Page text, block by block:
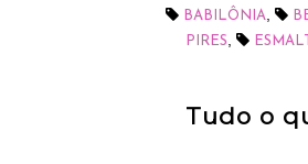
BABILÔNIA
PIRES
Tudo o